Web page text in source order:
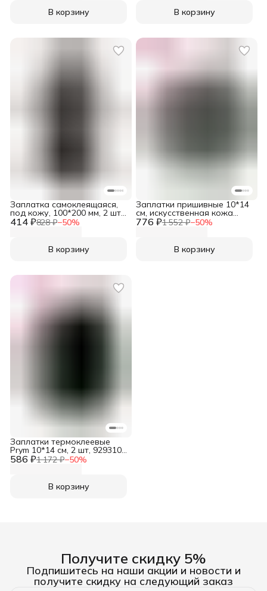
В корзину В корзину
414 ₽828 ₽−50%
Заплатка самоклеящаяся,
под кожу, 100*200 мм, 2 шт/
упак, черный, Айрис
В корзину
776 ₽1 552 ₽−50%
Заплатки пришивные 10*14
см, искусственная кожа
(замша), серый, 2 шт, Prym,
В корзину
586 ₽1 172 ₽−50%
Заплатки термоклеевые
Prym 10*14 см, 2 шт, 929310,
термоаппликация на
В корзину
Получите скидку 5%
Подпишитесь на наши акции и новости и
получите скидку на следующий заказ